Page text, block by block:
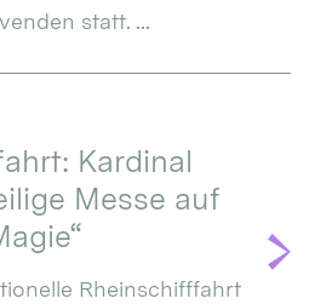
statt. ...
Kardinal
Messe auf
Rheinschifffahrt